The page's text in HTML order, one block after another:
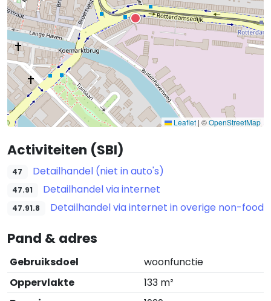
Leaflet | ©OpenStreetMap
Activiteiten (SBI)
47 Detailhandel (niet in auto's)
47.91 Detailhandel via internet
47.91.8 Detailhandel via internet in overige non-food
Pand & adres
Gebruiksdoel
woonfunctie
Oppervlakte
133 m²